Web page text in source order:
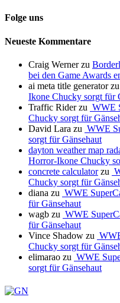
Folge uns
Neueste Kommentare
Craig Wernerzu
bei den Game Awards
ai meta title generatorzu
Ikone Chucky sorgt für
Traffic Riderzu WWE
Chucky sorgt für
David Lara zu WWE
sorgt für Gänsehaut
dayton weather map
Horror-Ikone Chucky
concrete calculatorzu
Chucky sorgt für
diana zu WWE
für Gänsehaut
wagb zu WWE
für Gänsehaut
Vince Shadow zu
Chucky sorgt für
elimarao zu WWE
sorgt für Gänsehaut